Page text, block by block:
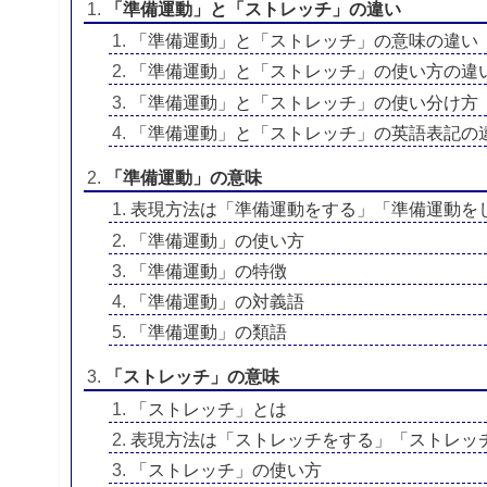
「準備運動」と「ストレッチ」の違い
「準備運動」と「ストレッチ」の意味の違い
「準備運動」と「ストレッチ」の使い方の違
「準備運動」と「ストレッチ」の使い分け方
「準備運動」と「ストレッチ」の英語表記の
「準備運動」の意味
表現方法は「準備運動をする」「準備運動を
「準備運動」の使い方
「準備運動」の特徴
「準備運動」の対義語
「準備運動」の類語
「ストレッチ」の意味
「ストレッチ」とは
表現方法は「ストレッチをする」「ストレッ
「ストレッチ」の使い方